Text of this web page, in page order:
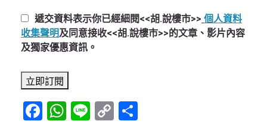
遞交資料表示你已經細閱<<胡.說樓市>> 個人資料
收集聲明及同意接收<<胡.說樓市>>的文章、影片內容
及獨家優惠資訊。
Facebook
WhatsApp
LineCopy